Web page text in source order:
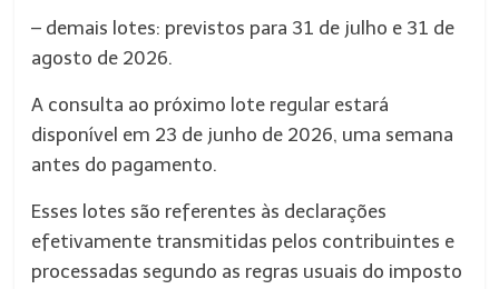
– demais lotes: previstos para 31 de julho e 31 de
agosto de 2026.
A consulta ao próximo lote regular estará
disponível em 23 de junho de 2026, uma semana
antes do pagamento.
Esses lotes são referentes às declarações
efetivamente transmitidas pelos contribuintes e
processadas segundo as regras usuais do imposto